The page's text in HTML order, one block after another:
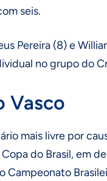
seis.
Pereira (8) e
no grupo do
Vasco
mais livre por
do Brasil, em
Campeonato